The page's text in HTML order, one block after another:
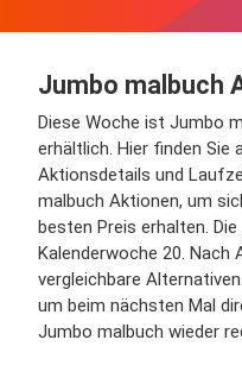
Jumbo malbuch
Diese Woche ist Jumbo
erhältlich. Hier finden Sie
Aktionsdetails und
malbuch Aktionen, um
besten Preis erhalten.
Kalenderwoche 20. Nach
vergleichbare
um beim nächsten Mal
Jumbo malbuch wieder